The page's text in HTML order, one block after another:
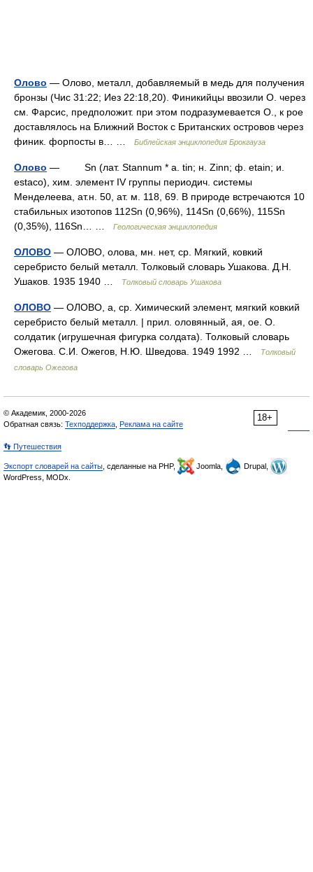
Олово — Олово, металл, добавляемый в медь для получения
бронзы (Чис 31:22; Иез 22:18,20). Финикийцы ввозили О. через
см. Фарсис, предположит. при этом подразумевается О., к рое
доставлялось на Ближний Восток с Британских островов через
финик. форпосты в… …
Библейская энциклопедия Брокгауза
Олово — Sn (лат. Stannum * a. tin; н. Zinn; ф. etain; и.
estaсo), хим. элемент IV группы периодич. системы
Менделеева, ат.н. 50, ат. м. 118, 69. B природе встречаются 10
стабильных изотопов 112Sn (0,96%), 114Sn (0,66%), 115Sn
(0,35%), 116Sn… …
Геологическая энциклопедия
ОЛОВО — ОЛОВО, олова, мн. нет, ср. Мягкий, ковкий
серебристо белый металл. Толковый словарь Ушакова. Д.Н.
Ушаков. 1935 1940 …
Толковый словарь Ушакова
ОЛОВО — ОЛОВО, а, ср. Химический элемент, мягкий ковкий
серебристо белый металл. | прил. оловянный, ая, ое. О.
солдатик (игрушечная фигурка солдата). Толковый словарь
Ожегова. С.И. Ожегов, Н.Ю. Шведова. 1949 1992 …
Толковый
словарь Ожегова
18+
© Академик, 2000-2026
Обратная связь: Техподдержка Реклама на сайте
👣 Путешествия
Экспорт словарей на сайты , сделанные на PHP, Joomla,
Drupal,
WordPress, MODx.